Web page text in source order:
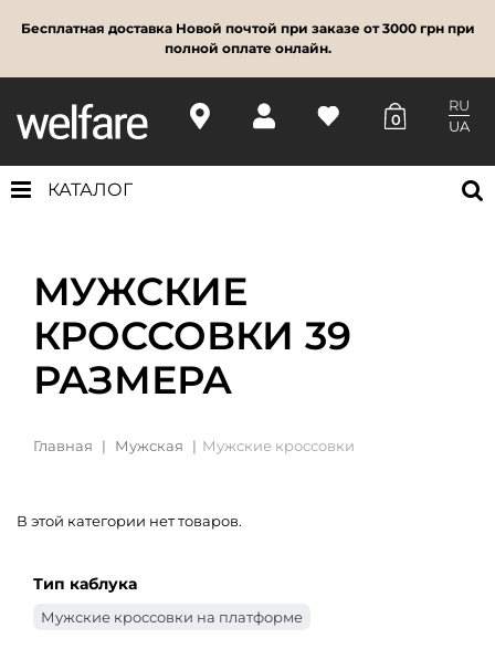
Бесплатная доставка Новой почтой при заказе от 3000 грн при
полной оплате онлайн.
0
RU
UA
КАТАЛОГ
МУЖСКИЕ
КРОССОВКИ 39
РАЗМЕРА
Главная Мужская Мужские кроссовки
В этой категории нет товаров.
Тип каблука
Мужские кроссовки на платформе